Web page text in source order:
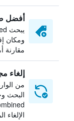
أفضل
ومكان
مقارنة
إلغاء
من
البحث
الإلغاء